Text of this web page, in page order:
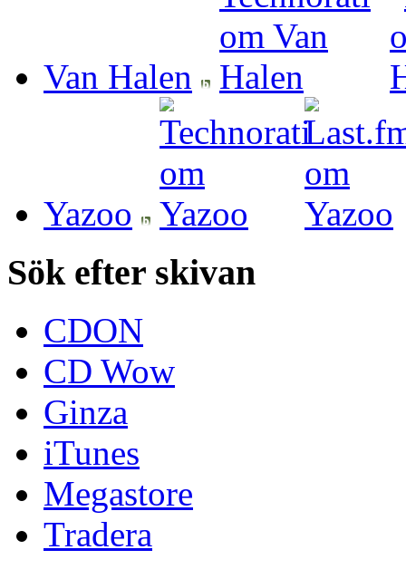
Van Halen
Yazoo
Sök efter skivan
CDON
CD Wow
Ginza
iTunes
Megastore
Tradera